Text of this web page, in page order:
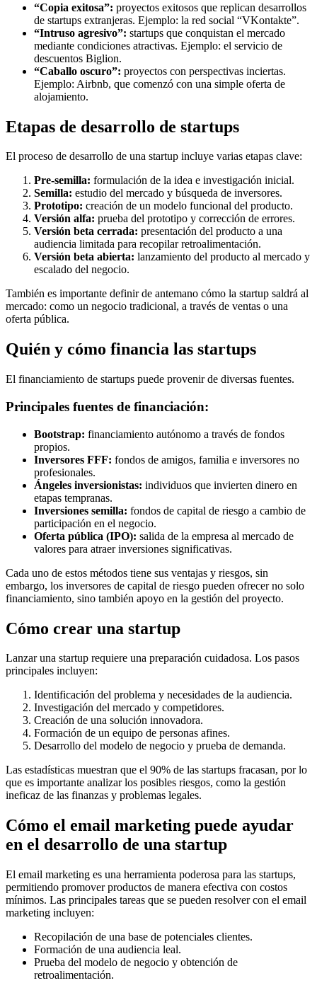
“Copia exitosa”: proyectos exitosos que replican desarrollos
de startups extranjeras. Ejemplo: la red social “VKontakte”.
“Intruso agresivo”: startups que conquistan el mercado
mediante condiciones atractivas. Ejemplo: el servicio de
descuentos Biglion.
“Caballo oscuro”: proyectos con perspectivas inciertas.
Ejemplo: Airbnb, que comenzó con una simple oferta de
alojamiento.
Etapas de desarrollo de startups
El proceso de desarrollo de una startup incluye varias etapas clave:
Pre-semilla: formulación de la idea e investigación inicial.
Semilla: estudio del mercado y búsqueda de inversores.
Prototipo: creación de un modelo funcional del producto.
Versión alfa: prueba del prototipo y corrección de errores.
Versión beta cerrada: presentación del producto a una
audiencia limitada para recopilar retroalimentación.
Versión beta abierta: lanzamiento del producto al mercado y
escalado del negocio.
También es importante definir de antemano cómo la startup saldrá al
mercado: como un negocio tradicional, a través de ventas o una
oferta pública.
Quién y cómo financia las startups
El financiamiento de startups puede provenir de diversas fuentes.
Principales fuentes de financiación:
Bootstrap: financiamiento autónomo a través de fondos
propios.
Inversores FFF: fondos de amigos, familia e inversores no
profesionales.
Ángeles inversionistas: individuos que invierten dinero en
etapas tempranas.
Inversiones semilla: fondos de capital de riesgo a cambio de
participación en el negocio.
Oferta pública (IPO): salida de la empresa al mercado de
valores para atraer inversiones significativas.
Cada uno de estos métodos tiene sus ventajas y riesgos, sin
embargo, los inversores de capital de riesgo pueden ofrecer no solo
financiamiento, sino también apoyo en la gestión del proyecto.
Cómo crear una startup
Lanzar una startup requiere una preparación cuidadosa. Los pasos
principales incluyen:
Identificación del problema y necesidades de la audiencia.
Investigación del mercado y competidores.
Creación de una solución innovadora.
Formación de un equipo de personas afines.
Desarrollo del modelo de negocio y prueba de demanda.
Las estadísticas muestran que el 90% de las startups fracasan, por lo
que es importante analizar los posibles riesgos, como la gestión
ineficaz de las finanzas y problemas legales.
Cómo el email marketing puede ayudar
en el desarrollo de una startup
El email marketing es una herramienta poderosa para las startups,
permitiendo promover productos de manera efectiva con costos
mínimos. Las principales tareas que se pueden resolver con el email
marketing incluyen:
Recopilación de una base de potenciales clientes.
Formación de una audiencia leal.
Prueba del modelo de negocio y obtención de
retroalimentación.